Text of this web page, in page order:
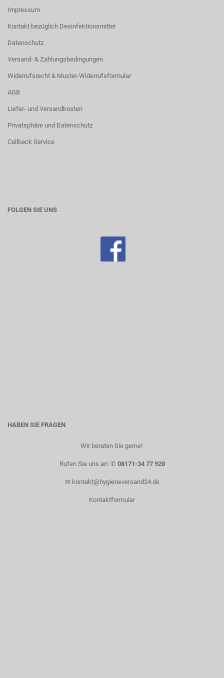
Impressum
Kontakt bezüglich Desinfektionsmittel
Datenschutz
Versand- & Zahlungsbedingungen
Widerrufsrecht & Muster-Widerrufsformular
AGB
Liefer- und Versandkosten
Privatsphäre und Datenschutz
Callback Service
FOLGEN SIE UNS
HABEN SIE FRAGEN
Wir beraten Sie gerne! ​
Rufen Sie uns an: ✆ 08171-34 77 928
✉ kontakt@hygieneversand24.de
Kontaktformular